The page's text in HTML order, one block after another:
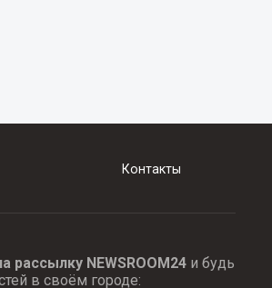
Контакты
рассылку NEWSROOM24и будь
в своём городе: